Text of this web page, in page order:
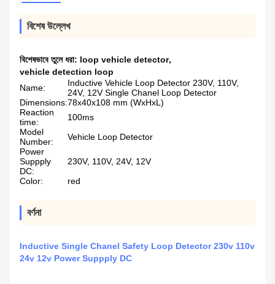
বিশেষ উল্লেখ
বিশেষভাবে তুলে ধরা: loop vehicle detector,
vehicle detection loop
Name:
Inductive Vehicle Loop Detector 230V, 110V,
24V, 12V Single Chanel Loop Detector
Dimensions:78x40x108 mm (WxHxL)
Reaction
time:
100ms
Model
Number:
Vehicle Loop Detector
Power
Suppply
DC:
230V, 110V, 24V, 12V
Color:
red
বর্ণনা
Inductive Single Chanel Safety Loop Detector 230v 110v
24v 12v Power Suppply DC